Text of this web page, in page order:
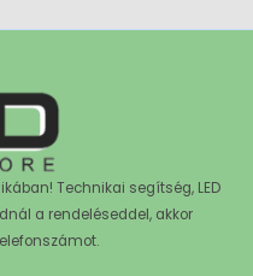
Technikai segítség, LED
a rendeléseddel, akkor